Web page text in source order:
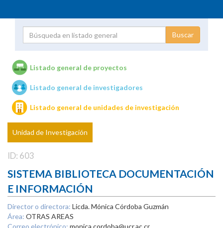
Unidades de investigación
Listado general de proyectos
Listado general de investigadores
Listado general de unidades de investigación
Unidad de Investigación
ID: 603
SISTEMA BIBLIOTECA DOCUMENTACIÓN
E INFORMACIÓN
Director o directora: Licda. Mónica Córdoba Guzmán
Área: OTRAS AREAS
Correo electrónico: monica.cordoba@ucr.ac.cr